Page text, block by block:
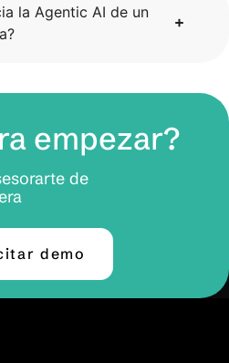
la Agentic AI de un
empezar?
de
demo